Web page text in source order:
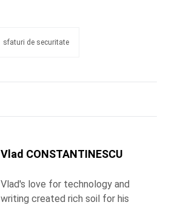
sfaturi de securitate
Vlad CONSTANTINESCU
Vlad's love for technology and
writing created rich soil for his